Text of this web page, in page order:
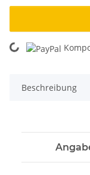
Loading...
Beschreibung